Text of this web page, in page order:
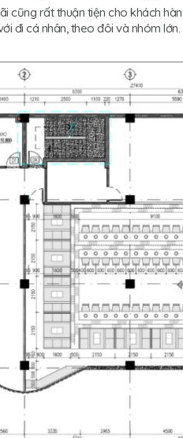
cũng rất thuận tiện cho khách
đi cá nhân, theo đôi và nhóm lớn.